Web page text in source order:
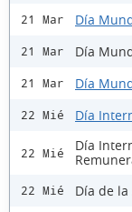
21 Mar Día
21 Mar Día
21 Mar Día
22 Mié Día
22 Mié
Día
22 Mié Día de